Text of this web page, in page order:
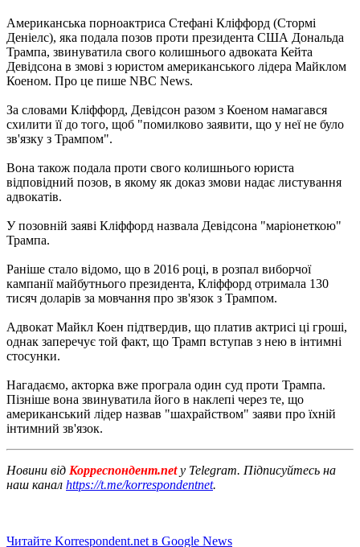
Американська порноактриса Стефані Кліффорд (Стормі
Деніелс), яка подала позов проти президента США Дональда
Трампа, звинуватила свого колишнього адвоката Кейта
Девідсона в змові з юристом американського лідера Майклом
Коеном. Про це пише NBC News.
За словами Кліффорд, Девідсон разом з Коеном намагався
схилити її до того, щоб "помилково заявити, що у неї не було
зв'язку з Трампом".
Вона також подала проти свого колишнього юриста
відповідний позов, в якому як доказ змови надає листування
адвокатів.
У позовній заяві Кліффорд назвала Девідсона "маріонеткою"
Трампа.
Раніше стало відомо, що в 2016 році, в розпал виборчої
кампанії майбутнього президента, Кліффорд отримала 130
тисяч доларів за мовчання про зв'язок з Трампом.
Адвокат Майкл Коен підтвердив, що платив актрисі ці гроші,
однак заперечує той факт, що Трамп вступав з нею в інтимні
стосунки.
Нагадаємо, акторка вже програла один суд проти Трампа.
Пізніше вона звинуватила його в наклепі через те, що
американський лідер назвав "шахрайством" заяви про їхній
інтимний зв'язок.
Новини від Корреспондент.netу Telegram. Підписуйтесь на
наш канал https://t.me/korrespondentnet.
Читайте Korrespondent.net в Google News